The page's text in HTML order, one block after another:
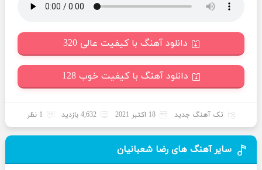
دانلود آهنگ با کیفیت عالی 320
دانلود آهنگ با کیفیت خوب 128
تک آهنگ جدید 18 اکتبر 2021 4,632 بازدید 1 نظر
سایر آهنگ های رضا شعبانیان